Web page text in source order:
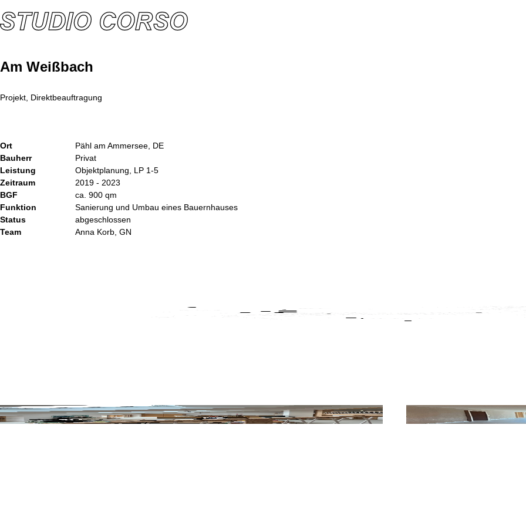
Am Weißbach
Projekt, Direktbeauftragung
Ort
Pähl am Ammersee, DE
Bauherr
Privat
Leistung
Objektplanung, LP 1-5
Zeitraum
2019 - 2023
BGF
ca. 900 qm
Funktion
Sanierung und Umbau eines Bauernhauses
Status
abgeschlossen
Team
Anna Korb, GN